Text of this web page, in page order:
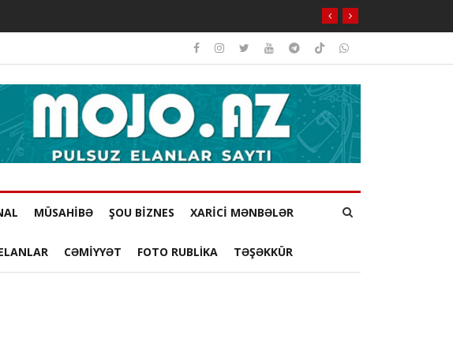
MÜSAHİBƏ ŞOU BİZNES XARİCİ MƏNBƏLƏR
CƏMİYYƏT FOTO RUBLİKA TƏŞƏKKÜR